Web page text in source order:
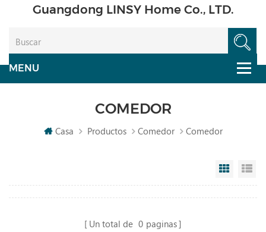
Guangdong LINSY Home Co., LTD.
COMEDOR
Casa Productos Comedor Comedor
Grid
Un total de 0 paginas